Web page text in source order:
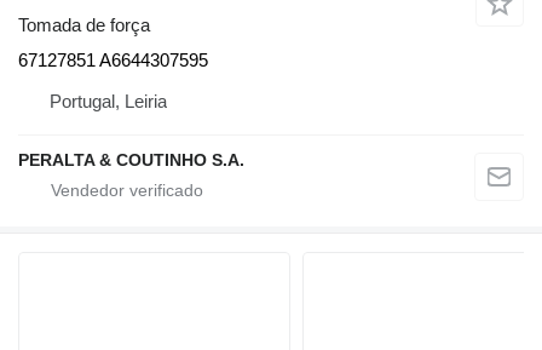
Tomada de força
67127851 A6644307595
Portugal, Leiria
PERALTA & COUTINHO S.A.